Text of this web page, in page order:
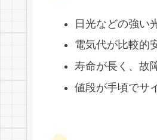
日光などの強い
電気代が比較的
寿命が長く、故
値段が手頃でサ